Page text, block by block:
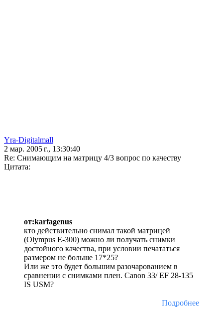
Yra-Digitalmall
2 мар. 2005 г., 13:30:40
Re: Снимающим на матрицу 4/3 вопрос по качеству
Цитата:
от:karfagenus
кто действительно снимал такой матрицей
(Olympus E-300) можно ли получать снимки
достойного качества, при условии печататься
размером не больше 17*25?
Или же это будет большим разочарованием в
сравнении с снимками плен. Canon 33/ EF 28-135
IS USM?
Подробнее